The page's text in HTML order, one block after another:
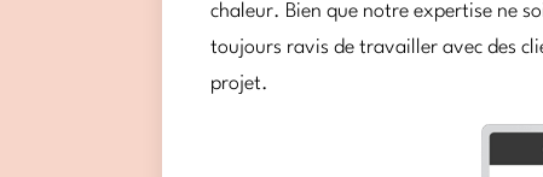
chaleur. Bien que notre expertise ne
toujours ravis de travailler avec des
projet.